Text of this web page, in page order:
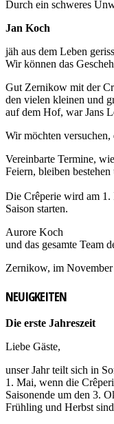
Durch ein schweres
Jan Koch
jäh aus dem Leben
Wir können das
Gut Zernikow mit der
den vielen kleinen und
auf dem Hof, war Jans
Wir möchten
Vereinbarte Termine,
Feiern, bleiben
Die Crêperie wird am
Saison starten.
Aurore Koch
und das gesamte Team
Zernikow, im
NEUIGKEITEN
Die erste Jahreszeit
Liebe Gäste,
unser Jahr teilt sich in
1. Mai, wenn die
Saisonende um den 3.
Frühling und Herbst